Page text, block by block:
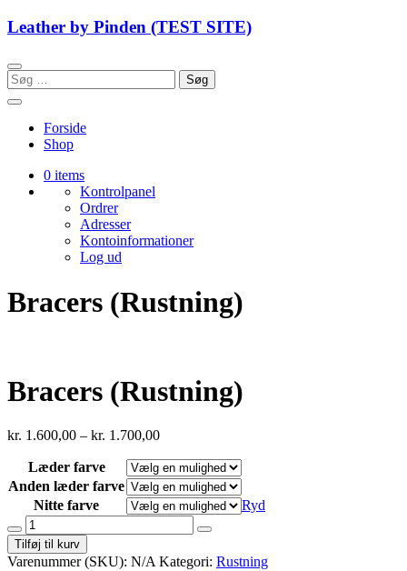
Skip
Leather by Pinden (TEST SITE)
Søg
efter:
Forside
Shop
0 items
Kontrolpanel
Ordrer
Adresser
Kontoinformationer
Log ud
Bracers (Rustning)
Bracers (Rustning)
kr. 1.600,00 – kr. 1.700,00
Læder farve
Anden læder farve
Nitte farve
Ryd
Bracers
(Rustning)
antal
Tilføj til kurv
Varenummer (SKU): N/A Kategori: Rustning